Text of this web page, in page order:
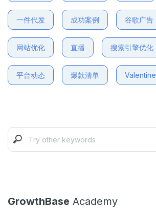
一件代发 成功案例 谷歌广告
网站优化 直播 搜索引擎优化
平台动态 爆款清单 Valentine
GrowthBase Academy